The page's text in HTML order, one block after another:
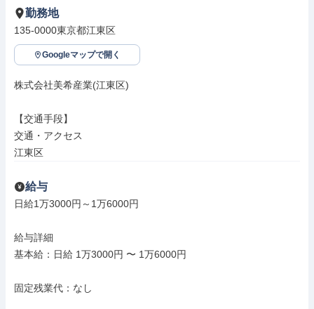
勤務地
135-0000東京都江東区
Googleマップで開く
株式会社美希産業(江東区)
【交通手段】
交通・アクセス
江東区
給与
日給1万3000円～1万6000円
給与詳細
基本給：日給 1万3000円 〜 1万6000円
固定残業代：なし